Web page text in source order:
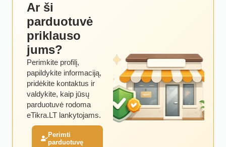
Ar ši
parduotuvė
priklauso
jums?
Perimkite profilį,
papildykite informaciją,
pridėkite kontaktus ir
valdykite, kaip jūsų
parduotuvė rodoma
eTikra.LT lankytojams.
Perimti
parduotuvę